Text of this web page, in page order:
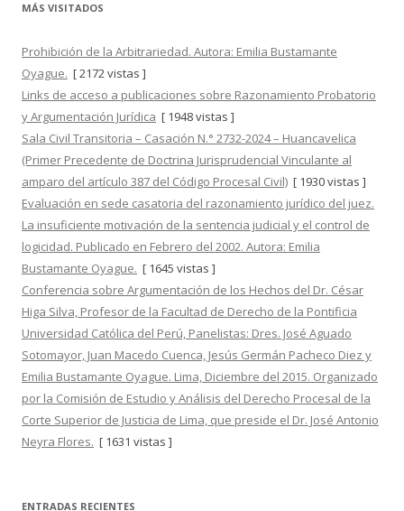
o
s
MÁS VISITADOS
Prohibición de la Arbitrariedad. Autora: Emilia Bustamante
Oyague. [ 2172 vistas ]
Links de acceso a publicaciones sobre Razonamiento Probatorio
y Argumentación Jurídica [ 1948 vistas ]
Sala Civil Transitoria – Casación N.° 2732-2024 – Huancavelica
(Primer Precedente de Doctrina Jurisprudencial Vinculante al
amparo del artículo 387 del Código Procesal Civil) [ 1930 vistas ]
Evaluación en sede casatoria del razonamiento jurídico del juez.
La insuficiente motivación de la sentencia judicial y el control de
logicidad. Publicado en Febrero del 2002. Autora: Emilia
Bustamante Oyague. [ 1645 vistas ]
Conferencia sobre Argumentación de los Hechos del Dr. César
Higa Silva, Profesor de la Facultad de Derecho de la Pontificia
Universidad Católica del Perú, Panelistas: Dres. José Aguado
Sotomayor, Juan Macedo Cuenca, Jesús Germán Pacheco Diez y
Emilia Bustamante Oyague. Lima, Diciembre del 2015. Organizado
por la Comisión de Estudio y Análisis del Derecho Procesal de la
Corte Superior de Justicia de Lima, que preside el Dr. José Antonio
Neyra Flores. [ 1631 vistas ]
ENTRADAS RECIENTES